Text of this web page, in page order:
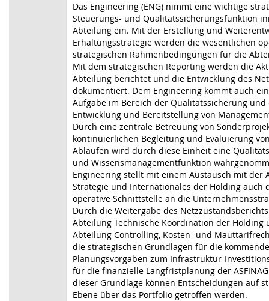
Das Engineering (ENG) nimmt eine wichtige
Steuerungs- und Qualitätssicherungsfunktion
Abteilung ein. Mit der Erstellung und
Erhaltungsstrategie werden die wesentlichen
strategischen Rahmenbedingungen für die
Mit dem strategischen Reporting werden die
Abteilung berichtet und die Entwicklung des
dokumentiert. Dem Engineering kommt auch
Aufgabe im Bereich der Qualitätssicherung und
Entwicklung und Bereitstellung von
Durch eine zentrale Betreuung von
kontinuierlichen Begleitung und Evaluierung
Abläufen wird durch diese Einheit eine
und Wissensmanagementfunktion
Engineering stellt mit einem Austausch mit der
Strategie und Internationales der Holding auch
operative Schnittstelle an die
Durch die Weitergabe des
Abteilung Technische Koordination der Holding
Abteilung Controlling, Kosten- und
die strategischen Grundlagen für die
Planungsvorgaben zum Infrastruktur-
für die finanzielle Langfristplanung der
dieser Grundlage können Entscheidungen auf
Ebene über das Portfolio getroffen werden.